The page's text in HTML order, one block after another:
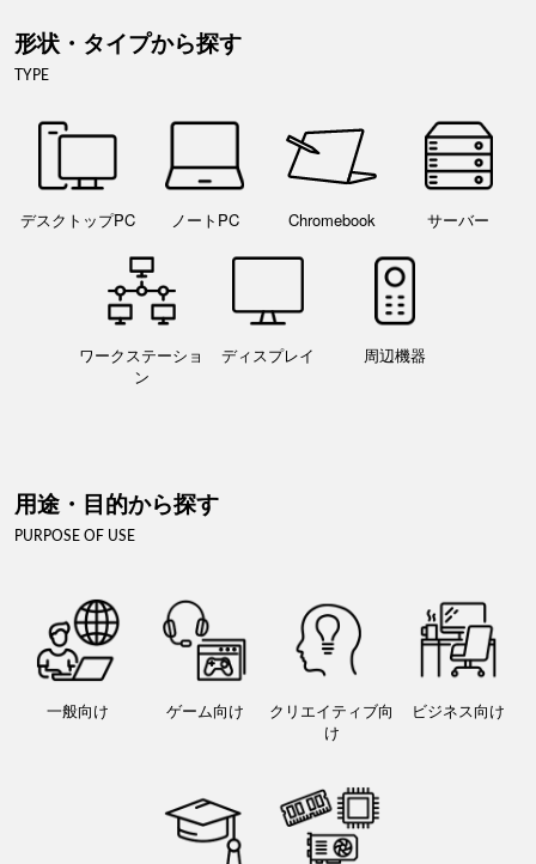
形状・タイプから探す
TYPE
デスクトップPC ノートPC Chromebook サーバー
ワークステーショ
ン
ディスプレイ 周辺機器
用途・目的から探す
PURPOSE OF USE
一般向け ゲーム向け
クリエイティブ向
け
ビジネス向け